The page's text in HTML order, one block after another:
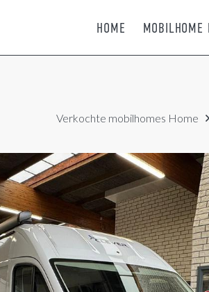
HOME MOBILHOME
Verkochte mobilhomes Home